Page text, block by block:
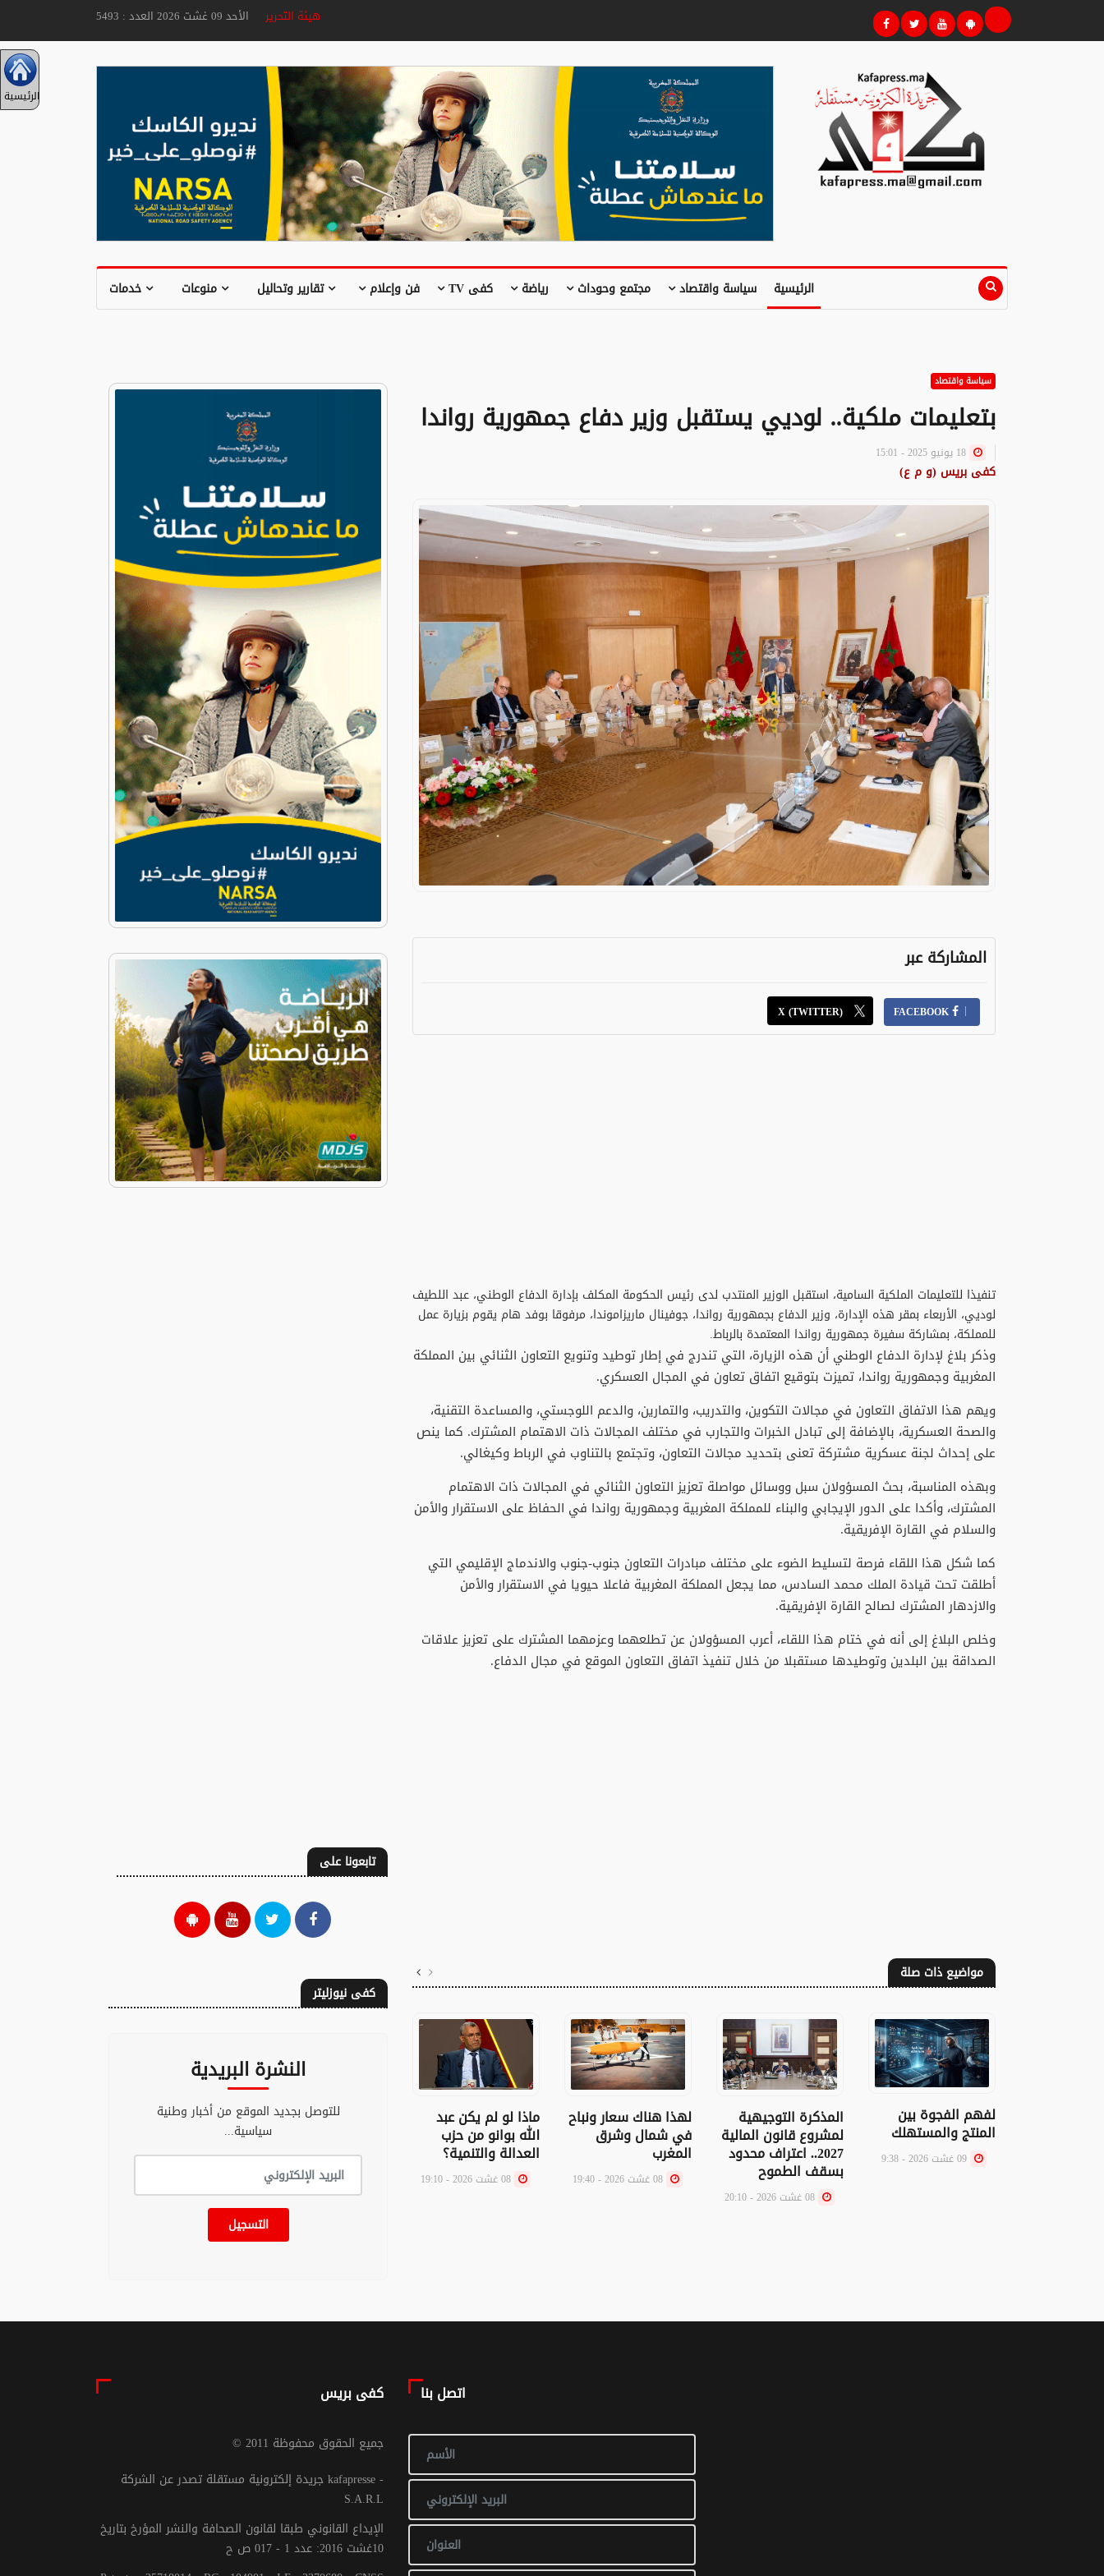
هيئة التحريرالأحد 09 غشت 2026 العدد : 5493
الرئيسية سياسة واقتصاد مجتمع وحوداث رياضة كفى TV فن وإعلام تقارير وتحاليل منوعات خدمات
الرئيسية
سياسة واقتصاد
بتعليمات ملكية.. لوديي يستقبل وزير دفاع جمهورية رواندا
كفى بريس (و م ع)
المشاركة عبر
FACEBOOK
X (TWITTER)
تنفيذا للتعليمات الملكية السامية، استقبل الوزير المنتدب لدى رئيس الحكومة المكلف بإدارة الدفاع الوطني، عبد اللطيف
لوديي، الأربعاء بمقر هذه الإدارة، وزير الدفاع بجمهورية رواندا، جوفينال ماريزاموندا، مرفوقا بوفد هام يقوم بزيارة عمل
للمملكة، بمشاركة سفيرة جمهورية رواندا المعتمدة بالرباط.
وذكر بلاغ لإدارة الدفاع الوطني أن هذه الزيارة، التي تندرج في إطار توطيد وتنويع التعاون الثنائي بين المملكة
المغربية وجمهورية رواندا، تميزت بتوقيع اتفاق تعاون في المجال العسكري.
ويهم هذا الاتفاق التعاون في مجالات التكوين، والتدريب، والتمارين، والدعم اللوجستي، والمساعدة التقنية،
والصحة العسكرية، بالإضافة إلى تبادل الخبرات والتجارب في مختلف المجالات ذات الاهتمام المشترك. كما ينص
على إحداث لجنة عسكرية مشتركة تعنى بتحديد مجالات التعاون، وتجتمع بالتناوب في الرباط وكيغالي.
وبهذه المناسبة، بحث المسؤولان سبل ووسائل مواصلة تعزيز التعاون الثنائي في المجالات ذات الاهتمام
المشترك، وأكدا على الدور الإيجابي والبناء للمملكة المغربية وجمهورية رواندا في الحفاظ على الاستقرار والأمن
والسلام في القارة الإفريقية.
كما شكل هذا اللقاء فرصة لتسليط الضوء على مختلف مبادرات التعاون جنوب-جنوب والاندماج الإقليمي التي
أطلقت تحت قيادة الملك محمد السادس، مما يجعل المملكة المغربية فاعلا حيويا في الاستقرار والأمن
والازدهار المشترك لصالح القارة الإفريقية.
وخلص البلاغ إلى أنه في ختام هذا اللقاء، أعرب المسؤولان عن تطلعهما وعزمهما المشترك على تعزيز علاقات
الصداقة بين البلدين وتوطيدها مستقبلا من خلال تنفيذ اتفاق التعاون الموقع في مجال الدفاع.
مواضيع ذات صلة
لفهم الفجوة بين
المنتج والمستهلك
المذكرة التوجيهية
لمشروع قانون المالية
2027.. اعتراف محدود
بسقف الطموح
لهذا هناك سعار ونباح
في شمال وشرق
المغرب
ماذا لو لم يكن عبد
الله بوانو من حزب
العدالة والتنمية؟
رسالة مفتوحة إلى
08 غشت 2026 - 16:55
عندما ينسى المنتصر
أنه كان جائعاً؟
08 غشت 2026 - 16:40
تابعونا على
كفى نيوزليتر
النشرة البريدية
للتوصل بجديد الموقع من أخبار وطنية
سياسية...
التسجيل
كفى بريس
© جميع الحقوق محفوظة 2011
جريدة إلكترونية مستقلة تصدر عن الشركة kafapresse -
S.A.R.L
الإيداع القانوني طبقا لقانون الصحافة والنشر المؤرخ بتاريخ
10غشت 2016: عدد 1 - 017 ص ح
اتصل بنا